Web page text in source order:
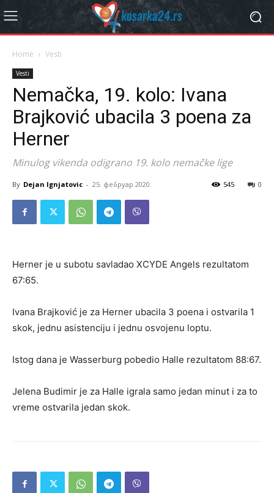
Home Vesti
Vesti
Nemačka, 19. kolo: Ivana
Brajković ubacila 3 poena za
Herner
Minulog vikenda odigrano 19. kolo nemačke lige
By Dejan Ignjatovic - 25. фебруар 2020. 0
545
Herner je u subotu savladao XCYDE Angels rezultatom
67:65.
Ivana Brajković je za Herner ubacila 3 poena i ostvarila 1
skok, jednu asistenciju i jednu osvojenu loptu.
Istog dana je Wasserburg pobedio Halle rezultatom 88:67.
Jelena Budimir je za Halle igrala samo jedan minut i za to
vreme ostvarila jedan skok.